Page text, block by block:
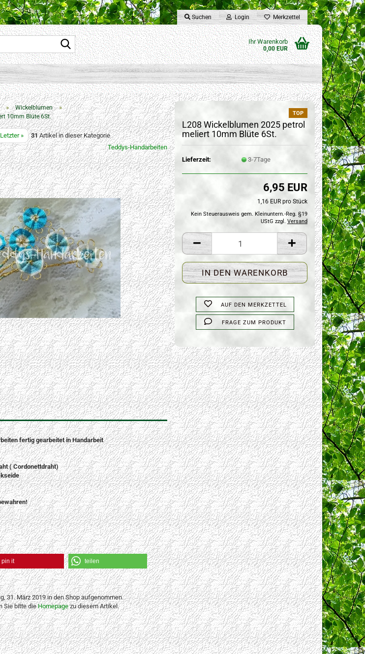
Suchen Login Merkzettel
Suche... Ihr Warenkorb
0,00 EUR
» Wickelblumen »
10mm Blüte 6St.
Letzter » 31Artikel in dieser Kategorie
Teddys-Handarbeiten
TOP
L208 Wickelblumen 2025 petrol
meliert 10mm Blüte 6St.
Lieferzeit: 3-7Tage
6,95 EUR
1,16 EUR pro Stück
Kein Steuerausweis gem. Kleinuntern.-Reg. §19
UStG zzgl. Versand
AUF DEN MERKZETTEL
FRAGE ZUM PRODUKT
fertig gearbeitet in Handarbeit
( Cordonettdraht)
pin it teilen
31. März 2019 in den Shop aufgenommen.
Sie bitte dieHomepagezu diesem Artikel.